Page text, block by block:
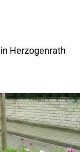
Herzogenrath